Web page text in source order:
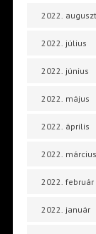
2022.
2022. július
2022. június
2022. május
2022. április
2022. március
2022. február
2022. január